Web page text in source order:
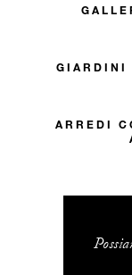
GIARDINI
ARREDI